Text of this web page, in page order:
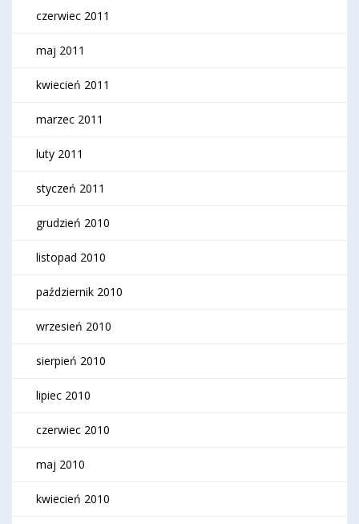
czerwiec 2011
maj 2011
kwiecień 2011
marzec 2011
luty 2011
styczeń 2011
grudzień 2010
listopad 2010
październik 2010
wrzesień 2010
sierpień 2010
lipiec 2010
czerwiec 2010
maj 2010
kwiecień 2010